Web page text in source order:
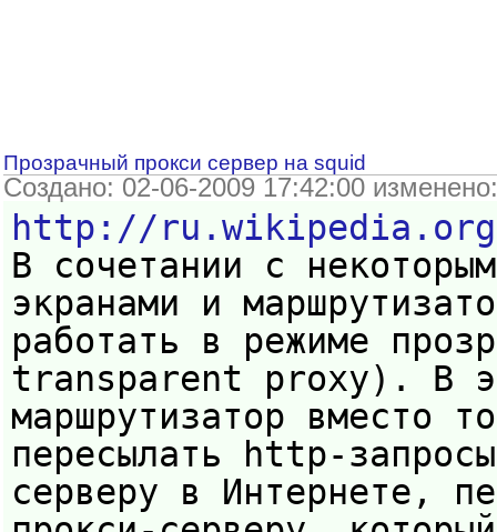
Прозрачный прокси сервер на squid
Создано: 02-06-2009 17:42:00
http://
В сочетании с
экранами и
работать в режиме
transparent proxy). В
маршрутизатор вместо
пересылать http-
серверу в Интернете,